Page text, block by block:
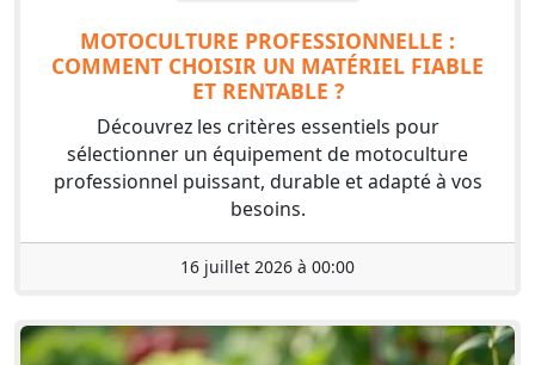
MOTOCULTURE PROFESSIONNELLE :
COMMENT CHOISIR UN MATÉRIEL FIABLE
ET RENTABLE ?
Découvrez les critères essentiels pour
sélectionner un équipement de motoculture
professionnel puissant, durable et adapté à vos
besoins.
16 juillet 2026 à 00:00